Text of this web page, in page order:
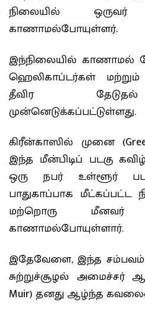
நிலையில்
காணாமல்போயுள்ளர்.
இந்நிலையில் காணாமல்
ஹெலிகாப்டர்கள் மற்றும்
தீவிர
முன்னெடுக்கப்பட்டுள்ளது.
கிரீன்காஸில் முனை
இந்த மீன்பிடிப் படகு
ஒரு நபர் உள்ளூர்
பாதுகாப்பாக மீட்கப்பட்ட
மற்றொரு மீனவர்
காணாமல்போயுள்ளார்.
இதேவேளை, இந்த சம்பவம்
சுற்றுச்சூழல் அமைச்சர்
Muir) தனது ஆழ்ந்த